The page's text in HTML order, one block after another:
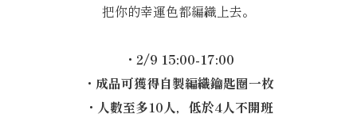
把你的幸運色都編織上去。
・2/9 15:00-17:00
・成品可獲得自製編織鑰匙圈一枚
・人數至多10人，低於4人不開班